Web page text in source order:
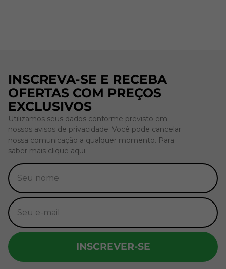
INSCREVA-SE E RECEBA
OFERTAS COM PREÇOS
EXCLUSIVOS
Utilizamos seus dados conforme previsto em
nossos avisos de privacidade. Você pode cancelar
nossa comunicação a qualquer momento. Para
saber mais clique aqui.
INSCREVER-SE